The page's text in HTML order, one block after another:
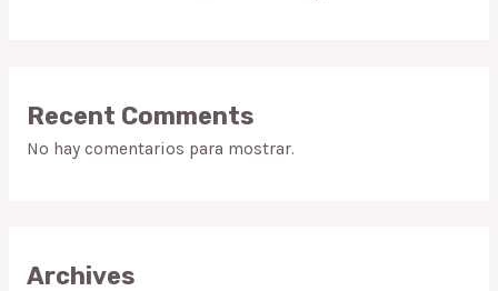
Recent Comments
No hay comentarios para mostrar.
Archives